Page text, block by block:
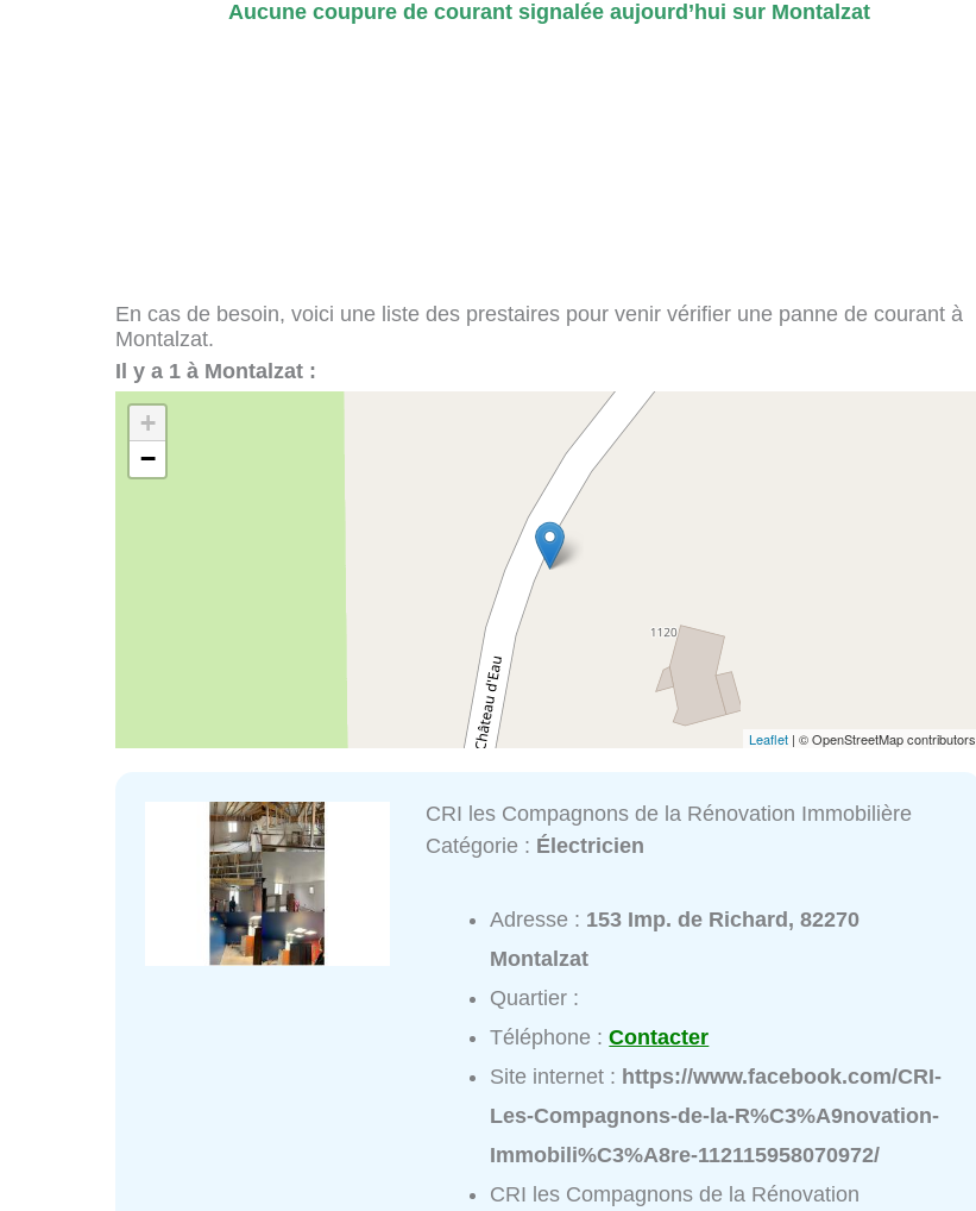
Aucune coupure de courant signalée aujourd’hui sur Montalzat
En cas de besoin, voici une liste des prestaires pour venir vérifier une panne de courant à
Montalzat.
Il y a 1 à Montalzat :
+
−
Leaflet | © OpenStreetMap contributors
CRI les Compagnons de la Rénovation Immobilière
Catégorie : Électricien
Adresse : 153 Imp. de Richard, 82270
Montalzat
Quartier :
Téléphone :Contacter
Site internet : https://www.facebook.com/CRI-
Les-Compagnons-de-la-R%C3%A9novation-
Immobili%C3%A8re-112115958070972/
CRI les Compagnons de la Rénovation